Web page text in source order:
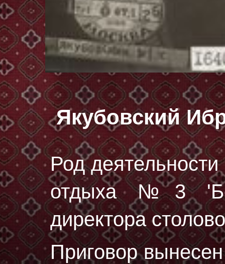
Якубовский
Род
отдыха №3
директора
Приговор